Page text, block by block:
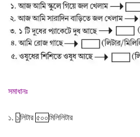
সমাধানঃ
১. ১লিটার ৫০০মিলিলিটার